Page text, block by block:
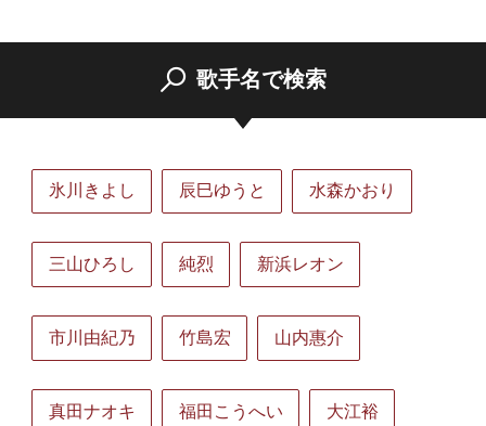
歌手名で検索
氷川きよし 辰巳ゆうと 水森かおり
三山ひろし 純烈 新浜レオン
市川由紀乃 竹島宏 山内惠介
真田ナオキ 福田こうへい 大江裕